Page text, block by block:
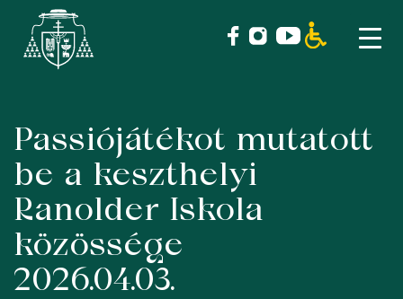
Skip
content
Passiójátékot mutatott
be a keszthelyi
Ranolder Iskola
közössége
2026.04.03.